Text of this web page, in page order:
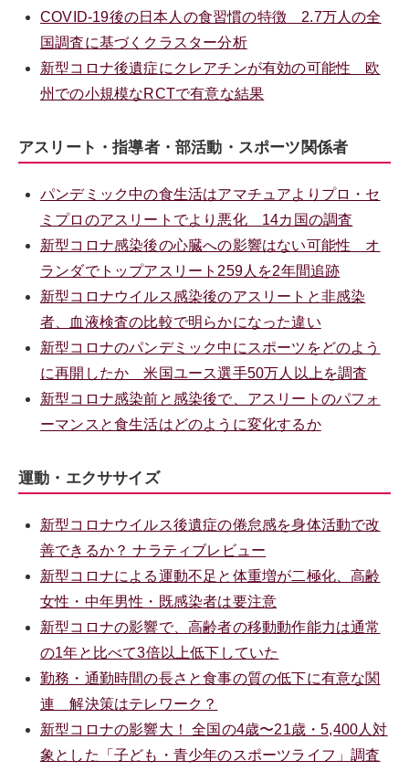
COVID-19後の日本人の食習慣の特徴 2.7万人の全
国調査に基づくクラスター分析
新型コロナ後遺症にクレアチンが有効の可能性 欧
州での小規模なRCTで有意な結果
アスリート・指導者・部活動・スポーツ関係者
パンデミック中の食生活はアマチュアよりプロ・セ
ミプロのアスリートでより悪化 14カ国の調査
新型コロナ感染後の心臓への影響はない可能性 オ
ランダでトップアスリート259人を2年間追跡
新型コロナウイルス感染後のアスリートと非感染
者、血液検査の比較で明らかになった違い
新型コロナのパンデミック中にスポーツをどのよう
に再開したか 米国ユース選手50万人以上を調査
新型コロナ感染前と感染後で、アスリートのパフォ
ーマンスと食生活はどのように変化するか
運動・エクササイズ
新型コロナウイルス後遺症の倦怠感を身体活動で改
善できるか？ ナラティブレビュー
新型コロナによる運動不足と体重増が二極化、高齢
女性・中年男性・既感染者は要注意
新型コロナの影響で、高齢者の移動動作能力は通常
の1年と比べて3倍以上低下していた
勤務・通勤時間の長さと食事の質の低下に有意な関
連 解決策はテレワーク？
新型コロナの影響大！ 全国の4歳〜21歳・5,400人対
象とした「子ども・青少年のスポーツライフ」調査